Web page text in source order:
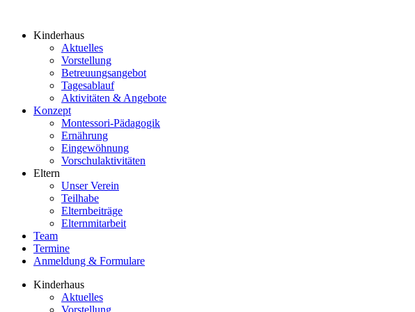
Kinderhaus
Aktuelles
Vorstellung
Betreuungsangebot
Tagesablauf
Aktivitäten & Angebote
Konzept
Montessori-Pädagogik
Ernährung
Eingewöhnung
Vorschulaktivitäten
Eltern
Unser Verein
Teilhabe
Elternbeiträge
Elternmitarbeit
Team
Termine
Anmeldung & Formulare
Kinderhaus
Aktuelles
Vorstellung